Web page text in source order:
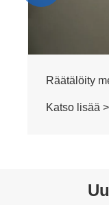
Räätälöity
Katso lisää